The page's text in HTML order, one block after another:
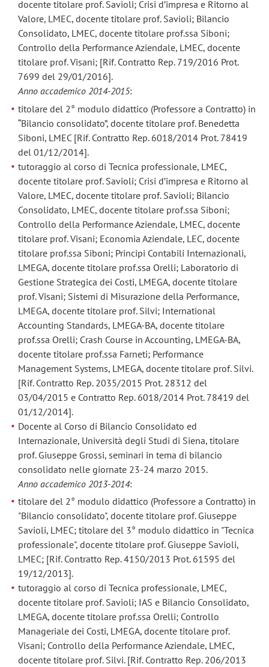
docente titolare prof. Savioli; Crisi d’impresa e Ritorno al
Valore, LMEC, docente titolare prof. Savioli; Bilancio
Consolidato, LMEC, docente titolare prof.ssa Siboni;
Controllo della Performance Aziendale, LMEC, docente
titolare prof. Visani; [Rif. Contratto Rep. 719/2016 Prot.
7699 del 29/01/2016].
Anno accademico 2014-2015:
titolare del 2° modulo didattico (Professore a Contratto) in
“Bilancio consolidato”, docente titolare prof. Benedetta
Siboni, LMEC [Rif. Contratto Rep. 6018/2014 Prot. 78419
del 01/12/2014].
tutoraggio al corso di Tecnica professionale, LMEC,
docente titolare prof. Savioli; Crisi d’impresa e Ritorno al
Valore, LMEC, docente titolare prof. Savioli; Bilancio
Consolidato, LMEC, docente titolare prof.ssa Siboni;
Controllo della Performance Aziendale, LMEC, docente
titolare prof. Visani; Economia Aziendale, LEC, docente
titolare prof.ssa Siboni; Principi Contabili Internazionali,
LMEGA, docente titolare prof.ssa Orelli; Laboratorio di
Gestione Strategica dei Costi, LMEGA, docente titolare
prof. Visani; Sistemi di Misurazione della Performance,
LMEGA, docente titolare prof. Silvi; International
Accounting Standards, LMEGA-BA, docente titolare
prof.ssa Orelli; Crash Course in Accounting, LMEGA-BA,
docente titolare prof.ssa Farneti; Performance
Management Systems, LMEGA, docente titolare prof. Silvi.
[Rif. Contratto Rep. 2035/2015 Prot. 28312 del
03/04/2015 e Contratto Rep. 6018/2014 Prot. 78419 del
01/12/2014].
Docente al Corso di Bilancio Consolidato ed
Internazionale, Università degli Studi di Siena, titolare
prof. Giuseppe Grossi, seminari in tema di bilancio
consolidato nelle giornate 23-24 marzo 2015.
Anno accademico 2013-2014:
titolare del 2° modulo didattico (Professore a Contratto) in
"Bilancio consolidato", docente titolare prof. Giuseppe
Savioli, LMEC; titolare del 3° modulo didattico in "Tecnica
professionale", docente titolare prof. Giuseppe Savioli,
LMEC; [Rif. Contratto Rep. 4150/2013 Prot. 61595 del
19/12/2013].
tutoraggio al corso di Tecnica professionale, LMEC,
docente titolare prof. Savioli; IAS e Bilancio Consolidato,
LMEGA, docente titolare prof.ssa Orelli; Controllo
Manageriale dei Costi, LMEGA, docente titolare prof.
Visani; Controllo della Performance Aziendale, LMEC,
docente titolare prof. Silvi. [Rif. Contratto Rep. 206/2013